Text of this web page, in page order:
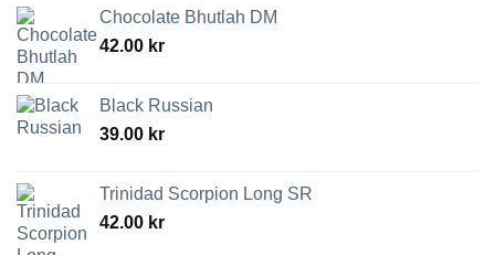
Chocolate Bhutlah DM
42.00 kr
Black Russian
39.00 kr
Trinidad Scorpion Long SR
42.00 kr